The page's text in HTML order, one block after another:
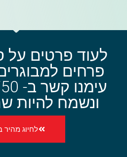
לעוד פרטים על
פרחים
ונשמח להיות
לחיוג מהיר